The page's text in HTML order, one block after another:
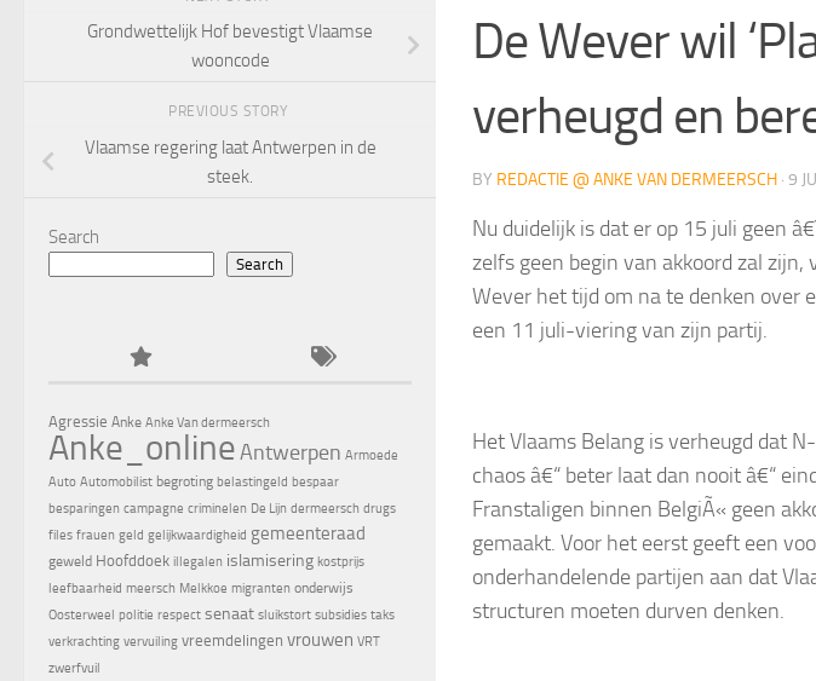
De Wever wil
verheugd en
BY REDACTIE @ ANKE VAN DERMEERSCH · 9
Nu duidelijk is dat er op 15 juli geen
zelfs geen begin van akkoord zal
Wever het tijd om na te denken over
een 11 juli-viering van zijn partij.
Het Vlaams Belang is verheugd dat
chaos â€“ beter laat dan nooit â€“
Franstaligen binnen BelgiÃ« geen
gemaakt. Voor het eerst geeft een
onderhandelende partijen aan dat
structuren moeten durven denken.
Grondwettelijk Hof bevestigt Vlaamse
wooncode
PREVIOUS STORY
Vlaamse regering laat Antwerpen in de
steek.
Search
Search
Agressie Anke Anke Van dermeersch
Anke_onlineAntwerpen Armoede
Auto Automobilist begroting belastingeld bespaar
besparingen campagne criminelen De Lijn dermeersch drugs
files frauen geld gelijkwaardigheid gemeenteraad
geweld Hoofddoek illegalen islamisering kostprijs
leefbaarheid meersch Melkkoe migranten onderwijs
Oosterweel politie respect senaat sluikstort subsidies taks
verkrachting vervuiling vreemdelingen vrouwen VRT
zwerfvuil